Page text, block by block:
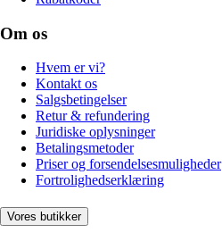
Om os
Hvem er vi?
Kontakt os
Salgsbetingelser
Retur & refundering
Juridiske oplysninger
Betalingsmetoder
Priser og forsendelsesmuligheder
Fortrolighedserklæring
Vores butikker